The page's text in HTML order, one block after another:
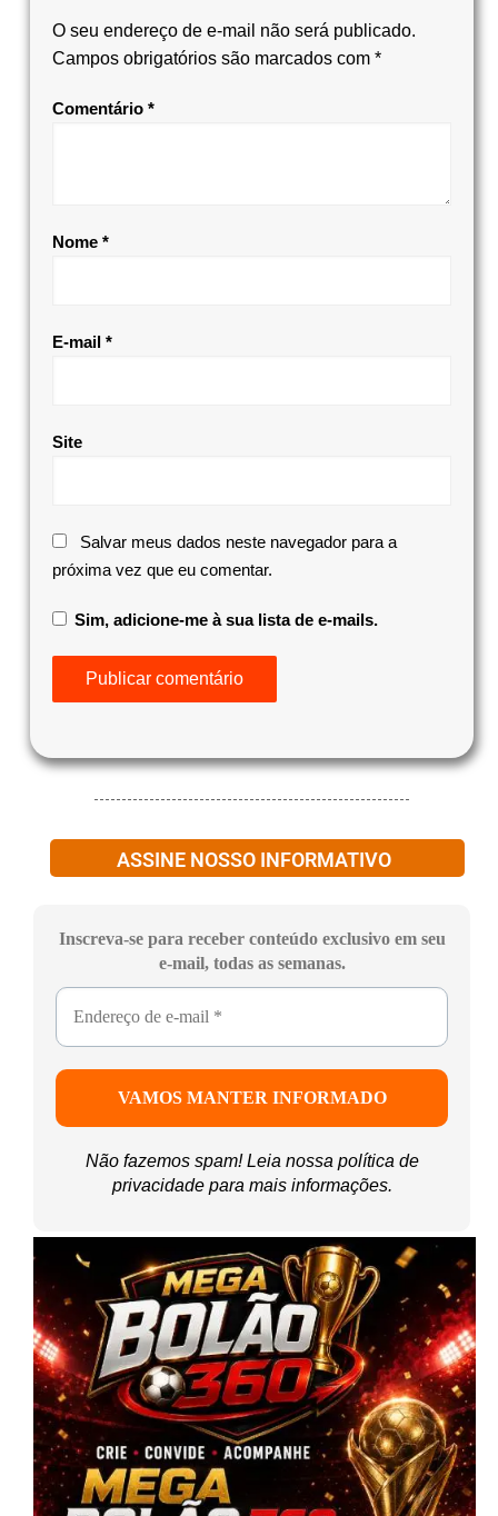
O seu endereço de e-mail não será publicado.
Campos obrigatórios são marcados com *
Comentário *
Nome *
E-mail *
Site
Salvar meus dados neste navegador para a
próxima vez que eu comentar.
Sim, adicione-me à sua lista de e-mails.
ASSINE NOSSO INFORMATIVO
Inscreva-se para receber conteúdo exclusivo em seu
e-mail, todas as semanas.
Não fazemos spam! Leia nossa política de
privacidadepara mais informações.